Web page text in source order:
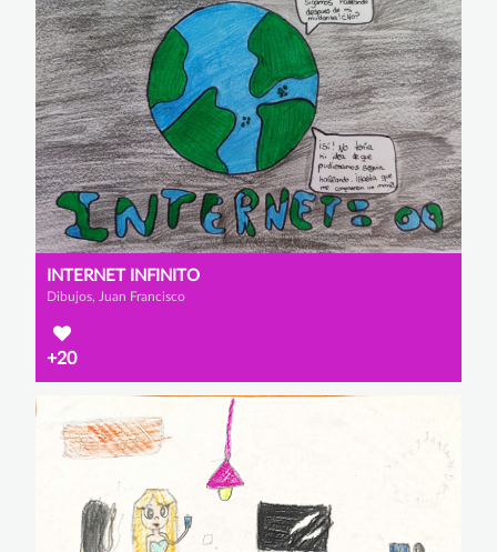
INTERNET INFINITO
Dibujos, Juan Francisco
+20